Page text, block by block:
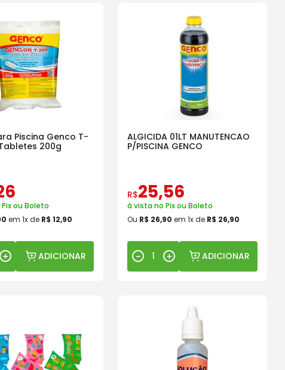
Piscina Genco T-
200g
ou Boleto
em 1x de R$ 12,90
＋ ADICIONAR
ALGICIDA 01LT MANUTENCAO
P/PISCINA GENCO
R$25,56
à vista no Pix ou Boleto
Ou R$ 26,90 em 1x de R$ 26,90
＋
－ ADICIONAR